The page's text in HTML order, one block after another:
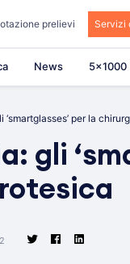
prelievi Servizi
News 5×1000
per la
gli